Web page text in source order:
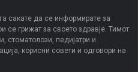
сакате да се информирате за
се грижат за своето здравје. Тимот
стоматолози, педијатри и
корисни совети и одговори на